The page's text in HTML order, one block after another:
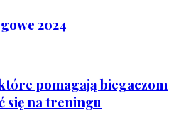
2024
pomagają biegaczom
się na treningu